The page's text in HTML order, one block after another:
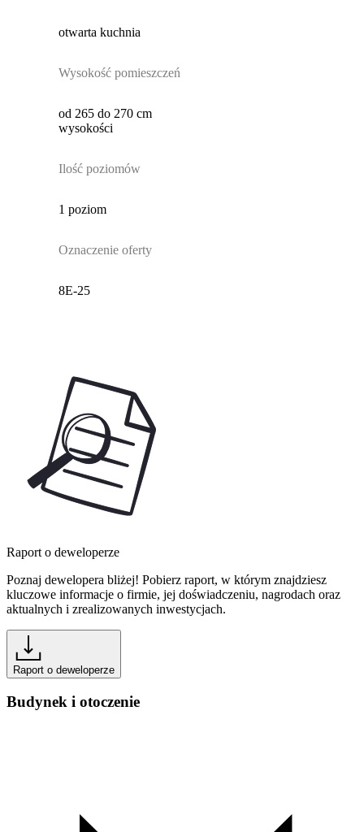
otwarta kuchnia
Wysokość pomieszczeń
od 265 do 270 cm
wysokości
Ilość poziomów
1 poziom
Oznaczenie oferty
8E-25
Raport o deweloperze
Poznaj dewelopera bliżej! Pobierz raport, w którym znajdziesz
kluczowe informacje o firmie, jej doświadczeniu, nagrodach oraz
aktualnych i zrealizowanych inwestycjach.
Raport o deweloperze
Budynek i otoczenie